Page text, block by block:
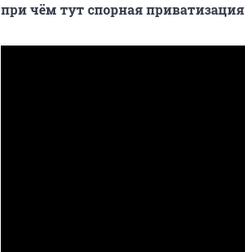
при чём тут спорная приватизация